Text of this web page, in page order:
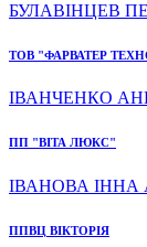
БУЛАВІНЦЕВ
ТОВ "ФАРВАТЕР
ІВАНЧЕНКО
ПП "ВІТА ЛЮКС"
ІВАНОВА ІННА
ППВЦ ВІКТОРІЯ